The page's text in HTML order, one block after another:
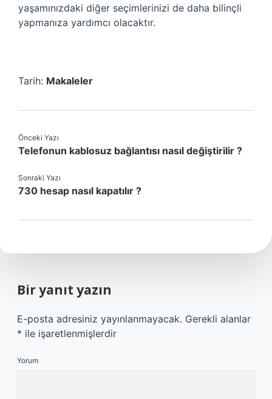
yaşamınızdaki diğer seçimlerinizi de daha bilinçli
yapmanıza yardımcı olacaktır.
Tarih: Makaleler
Önceki Yazı
Telefonun kablosuz bağlantısı nasıl değiştirilir ?
Sonraki Yazı
730 hesap nasıl kapatılır ?
Bir yanıt yazın
E-posta adresiniz yayınlanmayacak. Gerekli alanlar
* ile işaretlenmişlerdir
Yorum